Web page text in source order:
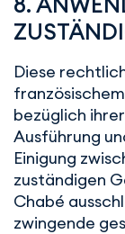
Diese
bezüglich
Ausführung
Einigung
zuständigen
Chabé
zwingende